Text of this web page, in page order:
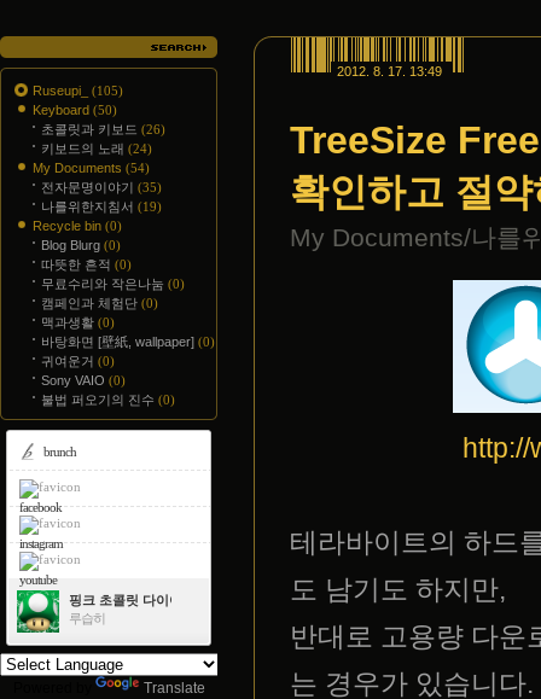
2012. 8. 17. 13:49
TreeSize
확인하고 절
My Documents/나를
http://
테라바이트의 하드
도 남기도 하지만,
반대로 고용량 다운
는 경우가 있습니다.
Ruseupi_ (105)
Keyboard (50)
초콜릿과 키보드 (26)
키보드의 노래 (24)
My Documents (54)
전자문명이야기 (35)
나를위한지침서 (19)
Recycle bin (0)
Blog Blurg (0)
따뜻한 흔적 (0)
무료수리와 작은나눔 (0)
캠페인과 체험단 (0)
맥과생활 (0)
바탕화면 [壁紙, wallpaper] (0)
귀여운거 (0)
Sony VAIO (0)
불법 퍼오기의 진수 (0)
brunch
facebook
instagram
youtube
핑크 초콜릿 다이아몬드
루습히
Translate